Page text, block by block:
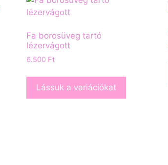
Fa borosüveg tartó
lézervágott
6.500 Ft
Lássuk a variációkat